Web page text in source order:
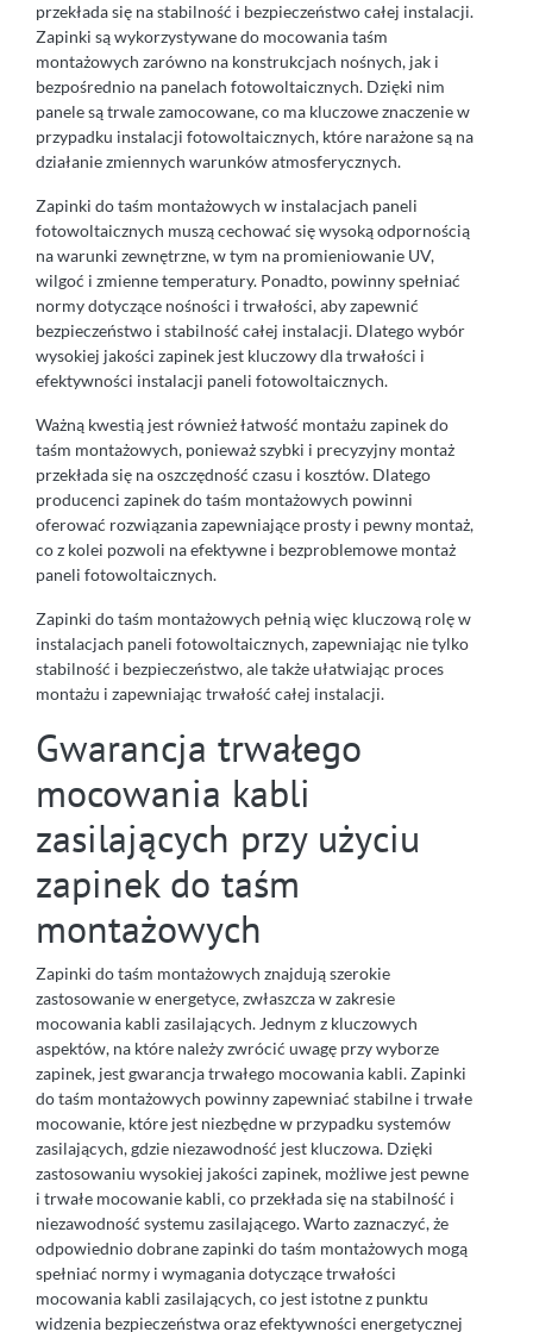
przekłada się na stabilność i bezpieczeństwo całej instalacji.
Zapinki są wykorzystywane do mocowania taśm
montażowych zarówno na konstrukcjach nośnych, jak i
bezpośrednio na panelach fotowoltaicznych. Dzięki nim
panele są trwale zamocowane, co ma kluczowe znaczenie w
przypadku instalacji fotowoltaicznych, które narażone są na
działanie zmiennych warunków atmosferycznych.
Zapinki do taśm montażowych w instalacjach paneli
fotowoltaicznych muszą cechować się wysoką odpornością
na warunki zewnętrzne, w tym na promieniowanie UV,
wilgoć i zmienne temperatury. Ponadto, powinny spełniać
normy dotyczące nośności i trwałości, aby zapewnić
bezpieczeństwo i stabilność całej instalacji. Dlatego wybór
wysokiej jakości zapinek jest kluczowy dla trwałości i
efektywności instalacji paneli fotowoltaicznych.
Ważną kwestią jest również łatwość montażu zapinek do
taśm montażowych, ponieważ szybki i precyzyjny montaż
przekłada się na oszczędność czasu i kosztów. Dlatego
producenci zapinek do taśm montażowych powinni
oferować rozwiązania zapewniające prosty i pewny montaż,
co z kolei pozwoli na efektywne i bezproblemowe montaż
paneli fotowoltaicznych.
Zapinki do taśm montażowych pełnią więc kluczową rolę w
instalacjach paneli fotowoltaicznych, zapewniając nie tylko
stabilność i bezpieczeństwo, ale także ułatwiając proces
montażu i zapewniając trwałość całej instalacji.
Gwarancja trwałego
mocowania kabli
zasilających przy użyciu
zapinek do taśm
montażowych
Zapinki do taśm montażowych znajdują szerokie
zastosowanie w energetyce, zwłaszcza w zakresie
mocowania kabli zasilających. Jednym z kluczowych
aspektów, na które należy zwrócić uwagę przy wyborze
zapinek, jest gwarancja trwałego mocowania kabli. Zapinki
do taśm montażowych powinny zapewniać stabilne i trwałe
mocowanie, które jest niezbędne w przypadku systemów
zasilających, gdzie niezawodność jest kluczowa. Dzięki
zastosowaniu wysokiej jakości zapinek, możliwe jest pewne
i trwałe mocowanie kabli, co przekłada się na stabilność i
niezawodność systemu zasilającego. Warto zaznaczyć, że
odpowiednio dobrane zapinki do taśm montażowych mogą
spełniać normy i wymagania dotyczące trwałości
mocowania kabli zasilających, co jest istotne z punktu
widzenia bezpieczeństwa oraz efektywności energetycznej